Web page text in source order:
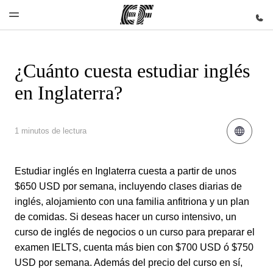
Inicio
Bienvenido
Programas
Ver todo lo
Oficinas
¿Cuánto cuesta estudiar inglés
en Inglaterra?
1 minutos de lectura
Estudiar inglés en Inglaterra cuesta a partir de unos
$650 USD por semana, incluyendo clases diarias de
inglés, alojamiento con una familia anfitriona y un plan
de comidas. Si deseas hacer un curso intensivo, un
curso de inglés de negocios o un curso para preparar el
examen IELTS, cuenta más bien con $700 USD ó $750
USD por semana. Además del precio del curso en sí,